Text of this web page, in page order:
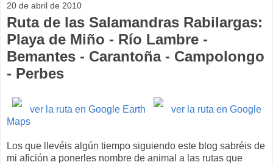
20 de abril de 2010
Ruta de las Salamandras Rabilargas:
Playa de Miño - Río Lambre -
Bemantes - Carantoña - Campolongo
- Perbes
ver la ruta en Google Earth
ver la ruta en Google
Maps
Los que llevéis algún tiempo siguiendo este blog sabréis de
mi afición a ponerles nombre de animal a las rutas que